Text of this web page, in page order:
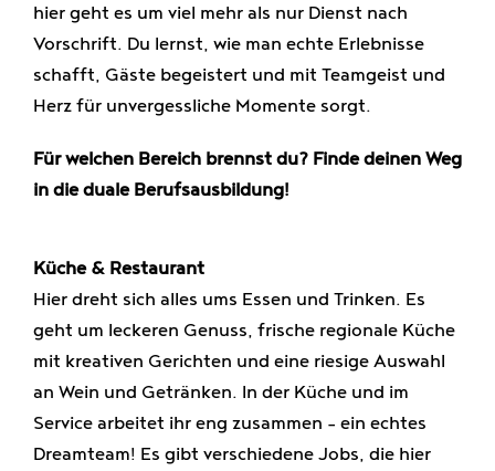
hier geht es um viel mehr als nur Dienst nach
Vorschrift. Du lernst, wie man echte Erlebnisse
schafft, Gäste begeistert und mit Teamgeist und
Herz für unvergessliche Momente sorgt.
Für welchen Bereich brennst du? Finde deinen Weg
in die duale Berufsausbildung!
Küche & Restaurant
Hier dreht sich alles ums Essen und Trinken. Es
geht um leckeren Genuss, frische regionale Küche
mit kreativen Gerichten und eine riesige Auswahl
an Wein und Getränken. In der Küche und im
Service arbeitet ihr eng zusammen – ein echtes
Dreamteam! Es gibt verschiedene Jobs, die hier